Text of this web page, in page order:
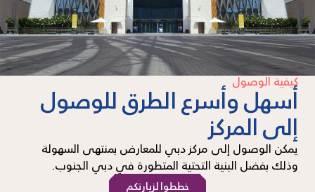
كيفية الوصول
أسهل وأسرع الطرق للوصول
إلى المركز
يمكن الوصول إلى مركز دبي للمعارض بمنتهى السهولة
وذلك بفضل البنية التحتية المتطورة في دبي الجنوب.
خططوا لزيارتكم